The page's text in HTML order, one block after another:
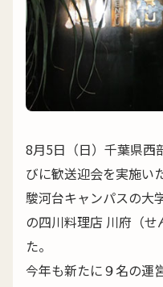
8月5日（日）千葉県西
びに歓送迎会を実施い
駿河台キャンパスの大
の四川料理店 川府（
た。
今年も新たに９名の運